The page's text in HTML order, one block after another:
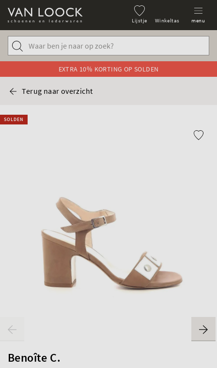
Lijstje Winkeltas menu
EXTRA 10% KORTING OP SOLDEN
Terug naar overzicht
SOLDEN
Benoîte C.